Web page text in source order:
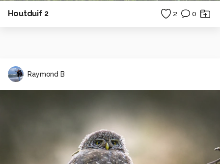
Houtduif 2 2 0
Raymond B